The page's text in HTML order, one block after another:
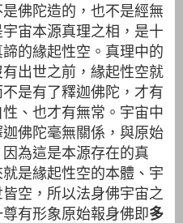
佛陀造的，也不是經無
宙本源真理之相，是十
的緣起性空。真理中的
出世之前，緣起性空就
是有了釋迦佛陀，才有
、也才有無常。宇宙中
佛陀毫無關係，與原始
為這是本源存在的真
是緣起性空的本體、宇
空，所以法身佛宇宙之
有形象原始報身佛即多